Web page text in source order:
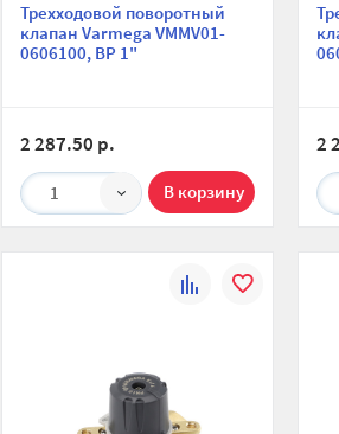
Трехходовой поворотный
клапан Varmega VMMV01-
0606100, ВР 1"
2 287.50 р.
1
2